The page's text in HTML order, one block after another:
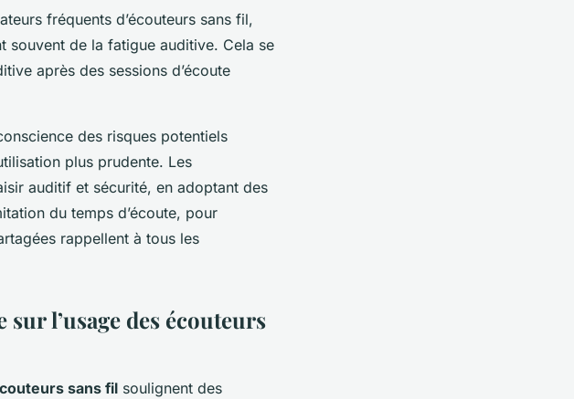
fréquents d’écouteurs sans fil,
souvent de la fatigue auditive. Cela se
après des sessions d’écoute
des risques potentiels
plus prudente. Les
auditif et sécurité, en adoptant des
du temps d’écoute, pour
rappellent à tous les
l’usage des écouteurs
sans fil soulignent des